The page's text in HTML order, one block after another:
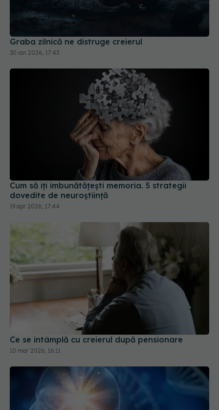
Graba zilnică ne distruge creierul
Cum să îți îmbunătățești memoria. 5 strategii
dovedite de neuroștiință
Ce se întâmplă cu creierul după pensionare